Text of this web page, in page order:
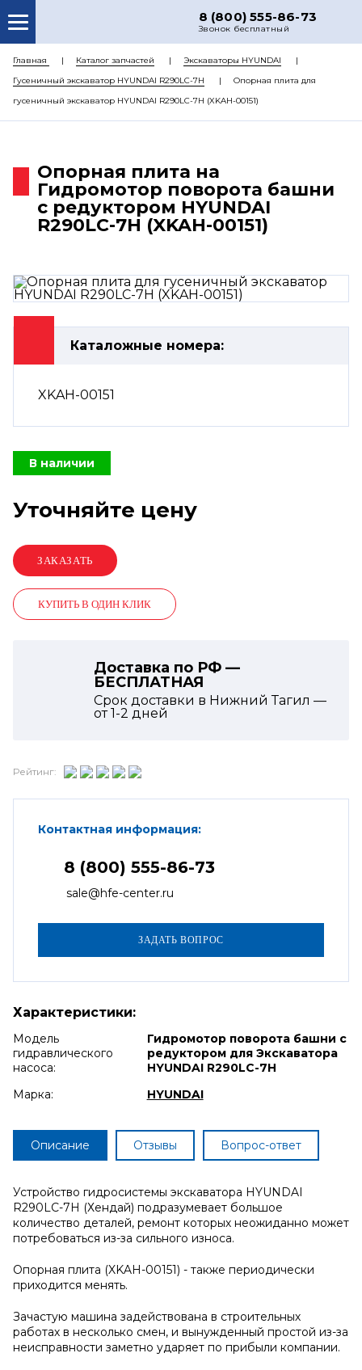
8 (800) 555-86-73
Звонок бесплатный
О НАС
КАТАЛОГ ЗАПЧАСТЕЙ
РЕМОНТ
ЦЕНЫ
КОНТАКТЫ
Главная Каталог запчастей
Экскаваторы HYUNDAI
Гусеничный экскаватор HYUNDAI R290LC-7H
Опорная плита для
гусеничный экскаватор HYUNDAI R290LC-7H (XKAH-00151)
Опорная плита на
Гидромотор поворота башни
с редуктором HYUNDAI
R290LC-7H (XKAH-00151)
Каталожные номера:
XKAH-00151
В наличии
Уточняйте цену
КУПИТЬ В ОДИН КЛИК
Доставка по РФ —
БЕСПЛАТНАЯ
Срок доставки в Нижний Тагил —
от1-2 дней
Рейтинг:
Контактная информация:
8 (800) 555-86-73
sale@hfe-center.ru
Характеристики:
Модель
гидравлического
насоса:
Гидромотор поворота башни с
редуктором для Экскаватора
HYUNDAI R290LC-7H
Марка:
HYUNDAI
Описание Отзывы Вопрос-ответ
Устройство гидросистемы экскаватора HYUNDAI
R290LC-7H (Хендай) подразумевает большое
количество деталей, ремонт которых неожиданно может
потребоваться из-за сильного износа.
Опорная плита (XKAH-00151) - также периодически
приходится менять.
Зачастую машина задействована в строительных
работах в несколько смен, и вынужденный простой из-за
неисправности заметно ударяет по прибыли компании.